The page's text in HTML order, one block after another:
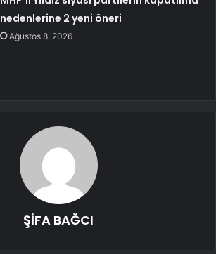
nedenlerine 2 yeni öneri
Ağustos 8, 2026
ŞİFA BAĞCI